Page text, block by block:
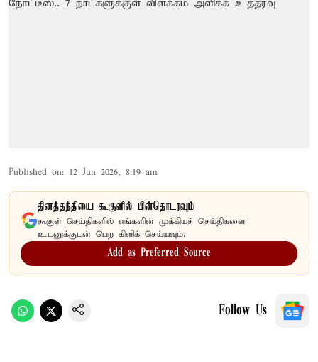
Published on: 12 Jun 2026, 8:19 am
தினத்தந்தியை கூகுளில் பின்தொடரவும்
கூகுள் செய்திகளில் எங்களின் முக்கியச் செய்திகளை
உடனுக்குடன் பெற கிளிக் செய்யவும்.
Add as Preferred Source
Follow Us